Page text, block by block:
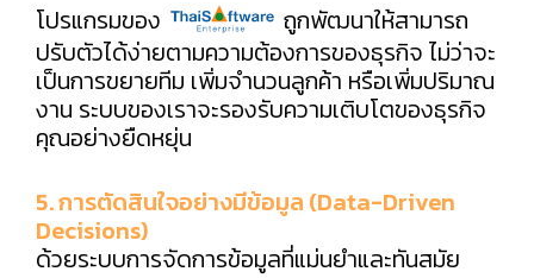
โปรแกรมของ
ถูกพัฒนาให้สามารถ
ปรับตัวได้ง่ายตามความต้องการของธุรกิจ ไม่ว่าจะ
เป็นการขยายทีม เพิ่มจำนวนลูกค้า หรือเพิ่มปริมาณ
งาน ระบบของเราจะรองรับความเติบโตของธุรกิจ
คุณอย่างยืดหยุ่น
5. การตัดสินใจอย่างมีข้อมูล (Data-Driven
Decisions)
ด้วยระบบการจัดการข้อมูลที่แม่นยำและทันสมัย